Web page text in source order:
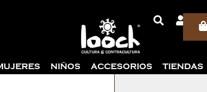
NIÑOS ACCESORIOS TIENDAS